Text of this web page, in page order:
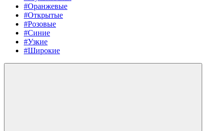
#Оранжевые
#Открытые
#Розовые
#Синие
#Узкие
#Широкие